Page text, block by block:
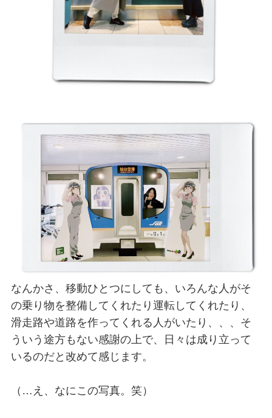
なんかさ、移動ひとつにしても、いろんな人がそ
の乗り物を整備してくれたり運転してくれたり、
滑走路や道路を作ってくれる人がいたり、、、そ
ういう途方もない感謝の上で、日々は成り立って
いるのだと改めて感じます。
（…え、なにこの写真。笑）